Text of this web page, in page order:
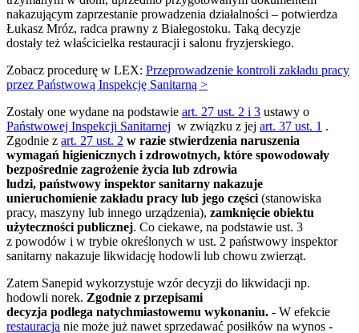
nakazującym zaprzestanie prowadzenia działalności – potwierdza
Łukasz Mróz, radca prawny z Białegostoku. Taką decyzje
dostały też właścicielka restauracji i salonu fryzjerskiego.
Zobacz procedurę w LEX: Przeprowadzenie kontroli zakładu pracy
przez Państwową Inspekcję Sanitarną >
Zostały one wydane na podstawie art. 27 ust. 2 i 3 ustawy o
Państwowej Inspekcji Sanitarnej w związku z jej art. 37 ust. 1 .
Zgodnie z art. 27 ust. 2 w razie stwierdzenia naruszenia
wymagań higienicznych i zdrowotnych, które spowodowały
bezpośrednie zagrożenie życia lub zdrowia
ludzi, państwowy inspektor sanitarny nakazuje
unieruchomienie zakładu pracy lub jego części(stanowiska
pracy, maszyny lub innego urządzenia), zamknięcie obiektu
użyteczności publicznej. Co ciekawe, na podstawie ust. 3
z powodów i w trybie określonych w ust. 2 państwowy inspektor
sanitarny nakazuje likwidację hodowli lub chowu zwierząt.
Zatem Sanepid wykorzystuje wzór decyzji do likwidacji np.
hodowli norek. Zgodnie z przepisami
decyzja podlega natychmiastowemu wykonaniu. - W efekcie
restauracja nie może już nawet sprzedawać posiłków na wynos -